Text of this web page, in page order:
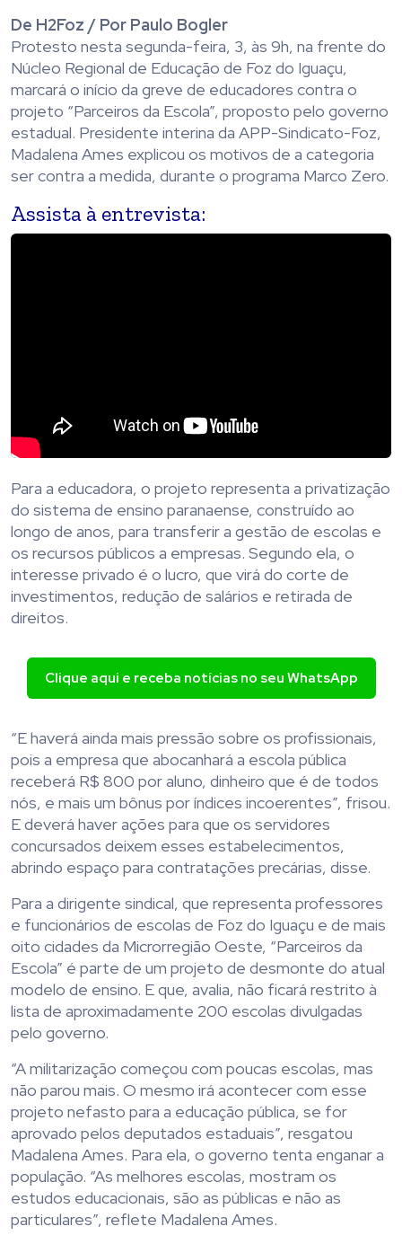
De H2Foz / Por Paulo Bogler
Protesto nesta segunda-feira, 3, às 9h, na frente do
Núcleo Regional de Educação de Foz do Iguaçu,
marcará o início da greve de educadores contra o
projeto “Parceiros da Escola”, proposto pelo governo
estadual. Presidente interina da APP-Sindicato-Foz,
Madalena Ames explicou os motivos de a categoria
ser contra a medida, durante o programa Marco Zero.
Assista à entrevista:
Para a educadora, o projeto representa a privatização
do sistema de ensino paranaense, construído ao
longo de anos, para transferir a gestão de escolas e
os recursos públicos a empresas. Segundo ela, o
interesse privado é o lucro, que virá do corte de
investimentos, redução de salários e retirada de
direitos.
Clique aqui e receba notícias no seu WhatsApp
“E haverá ainda mais pressão sobre os profissionais,
pois a empresa que abocanhará a escola pública
receberá R$ 800 por aluno, dinheiro que é de todos
nós, e mais um bônus por índices incoerentes”, frisou.
E deverá haver ações para que os servidores
concursados deixem esses estabelecimentos,
abrindo espaço para contratações precárias, disse.
Para a dirigente sindical, que representa professores
e funcionários de escolas de Foz do Iguaçu e de mais
oito cidades da Microrregião Oeste, “Parceiros da
Escola” é parte de um projeto de desmonte do atual
modelo de ensino. E que, avalia, não ficará restrito à
lista de aproximadamente 200 escolas divulgadas
pelo governo.
“A militarização começou com poucas escolas, mas
não parou mais. O mesmo irá acontecer com esse
projeto nefasto para a educação pública, se for
aprovado pelos deputados estaduais”, resgatou
Madalena Ames. Para ela, o governo tenta enganar a
população. “As melhores escolas, mostram os
estudos educacionais, são as públicas e não as
particulares”, reflete Madalena Ames.